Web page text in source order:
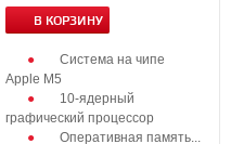
В КОРЗИНУ
Система на чипе
Apple M5
10‑ядерный
графический процессор
Оперативная память...